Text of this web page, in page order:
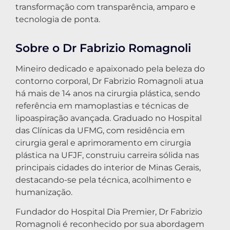
transformação com transparência, amparo e
tecnologia de ponta.
Sobre o Dr Fabrizio Romagnoli
Mineiro dedicado e apaixonado pela beleza do
contorno corporal, Dr Fabrizio Romagnoli atua
há mais de 14 anos na cirurgia plástica, sendo
referência em mamoplastias e técnicas de
lipoaspiração avançada. Graduado no Hospital
das Clínicas da UFMG, com residência em
cirurgia geral e aprimoramento em cirurgia
plástica na UFJF, construiu carreira sólida nas
principais cidades do interior de Minas Gerais,
destacando-se pela técnica, acolhimento e
humanização.
Fundador do Hospital Dia Premier, Dr Fabrizio
Romagnoli é reconhecido por sua abordagem